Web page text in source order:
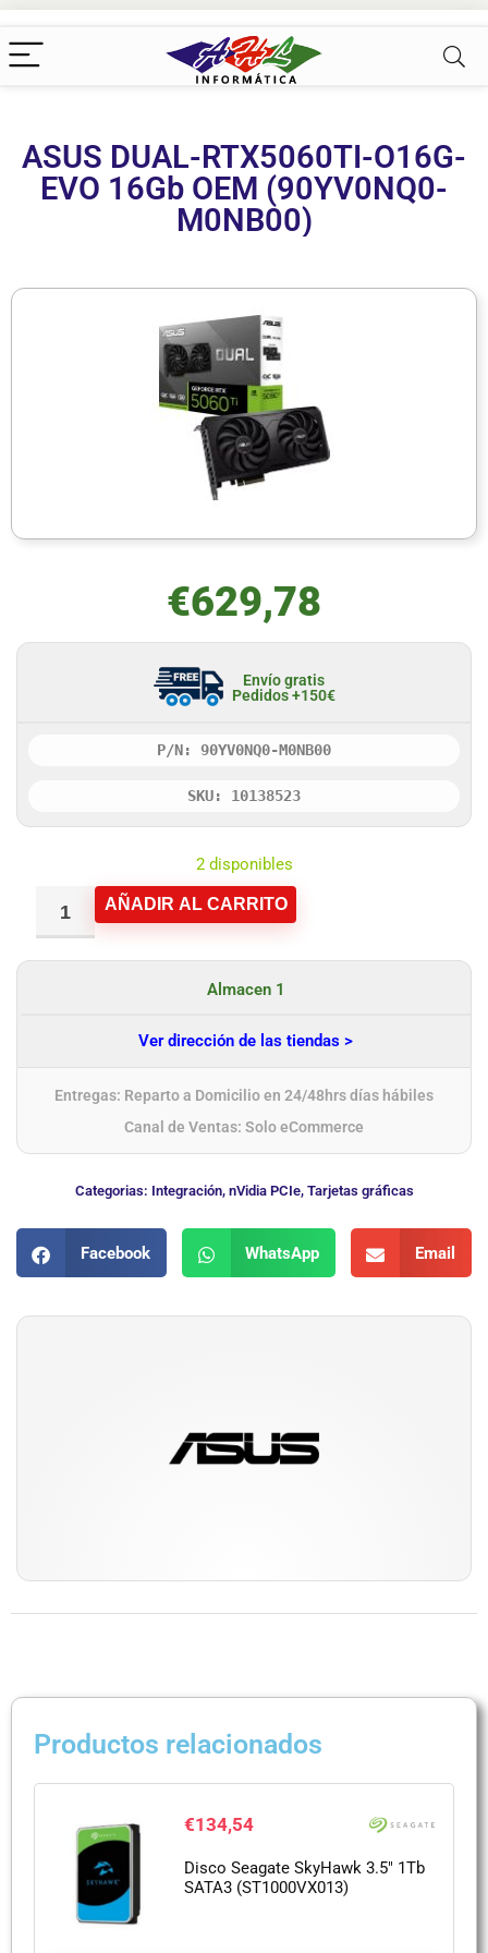
ASUS DUAL-RTX5060TI-O16G-
EVO 16Gb OEM (90YV0NQ0-
M0NB00)
€629,78
Envío gratis
Pedidos +150€
P/N: 90YV0NQ0-M0NB00
SKU: 10138523
2 disponibles
AÑADIR AL CARRITO
Almacen 1
Ver dirección de las tiendas >
Entregas: Reparto a Domicilio en 24/48hrs días hábiles
Canal de Ventas: Solo eCommerce
Categorias: Integración, nVidia PCIe, Tarjetas gráficas
Facebook WhatsApp Email
Productos relacionados
€134,54
Disco Seagate SkyHawk 3.5″ 1Tb
SATA3 (ST1000VX013)